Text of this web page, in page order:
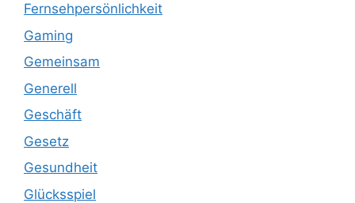
Fernsehpersönlichkeit
Gaming
Gemeinsam
Generell
Geschäft
Gesetz
Gesundheit
Glücksspiel